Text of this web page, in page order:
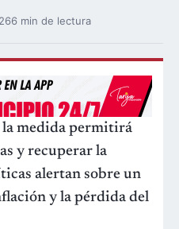
6 min de lectura
la medida permitirá
y recuperar la
alertan sobre un
y la pérdida del